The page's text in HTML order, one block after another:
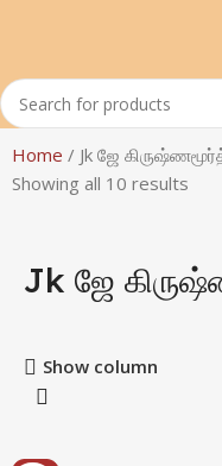
Home
Jk ஜே
Showing all 10 results
Jk ஜே
Show column